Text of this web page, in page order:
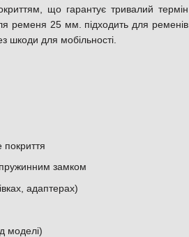
що гарантує тривалий термін
ременя 25 мм. підходить для ременів
шкоди для мобільності.
пружинним замком
адаптерах)
моделі)